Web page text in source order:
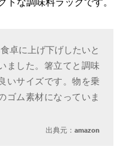
卓に上げ下げしたいと
ました。箸立てと調味
いサイズです。物を乗
ゴム素材になっていま
出典元：amazon